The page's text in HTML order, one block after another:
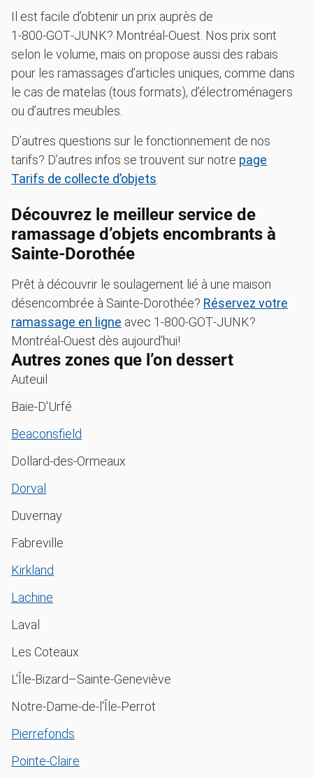
Il est facile d’obtenir un prix auprès de
1‑800‑GOT‑JUNK? Montréal-Ouest. Nos prix sont
selon le volume, mais on propose aussi des rabais
pour les ramassages d’articles uniques, comme dans
le cas de matelas (tous formats), d’électroménagers
ou d’autres meubles.
D’autres questions sur le fonctionnement de nos
tarifs? D’autres infos se trouvent sur notre page
Tarifs de collecte d’objets
Découvrez le meilleur service de
ramassage d’objets encombrants à
Sainte-Dorothée
Prêt à découvrir le soulagement lié à une maison
désencombrée à Sainte-Dorothée? Réservez votre
ramassage en ligne avec 1‑800‑GOT‑JUNK?
Montréal-Ouest dès aujourd’hui!
Autres zones que l’on dessert
Auteuil
Baie-D'Urfé
Beaconsfield
Dollard-des-Ormeaux
Dorval
Duvernay
Fabreville
Kirkland
Lachine
Laval
Les Coteaux
L'Île-Bizard–Sainte-Geneviève
Notre-Dame-de-l'Île-Perrot
Pierrefonds
Pointe-Claire